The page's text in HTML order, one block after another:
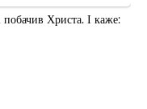
побачив Христа. І каже: